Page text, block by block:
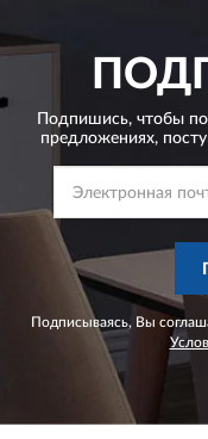
Подпишись, чтобы
предложениях,
Подписываясь, Вы